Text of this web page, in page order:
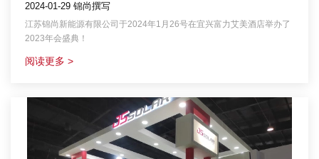
2024-01-29 锦尚撰写
江苏锦尚新能源有限公司于2024年1月26号在宜兴富力艾美酒店举办了
2023年会盛典！
阅读更多 >